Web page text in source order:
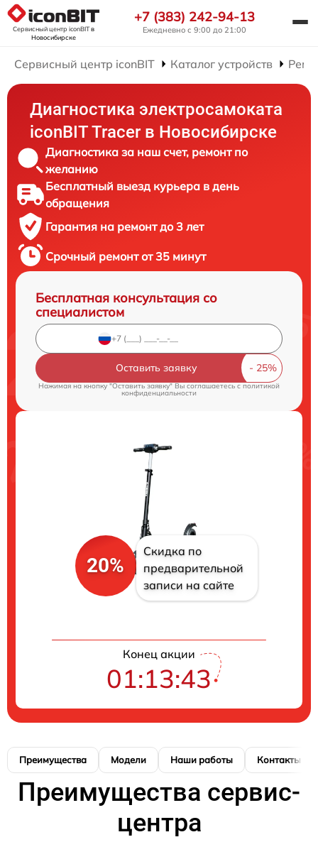
Сервисный центр iconBITв
Новосибирске
+7 (383) 242-94-13
Ежедневно с 9:00 до 21:00
Сервисный центр iconBIT Каталог устройств
Диагностика электросамоката
iconBIT Tracer в Новосибирске
Диагностика за наш счет, ремонт по
желанию
Бесплатный выезд курьера в день
обращения
Гарантия на ремонт до 3 лет
Срочный ремонт от 35 минут
Бесплатная консультация со
специалистом
Оставить заявку
Нажимая на кнопку "Оставить заявку" Вы соглашаетесь cполитикой
конфиденциальности
20%
Скидка по
предварительной
записи на сайте
Конец акции
01:13:43
Преимущества Модели Наши работы Контакты
Преимущества сервис-
центра